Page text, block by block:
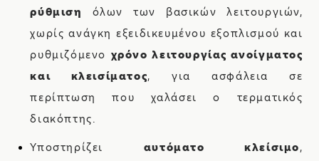
ρύθμιση
όλων των βασικών λειτουργιών,
χωρίς ανάγκη εξειδικευμένου εξοπλισμού και
ρυθμιζόμενο χρόνο λειτουργίας ανοίγματος
και κλεισίματος, για ασφάλεια σε
περίπτωση που χαλάσει ο τερματικός
διακόπτης.
Υποστηρίζει αυτόματο κλείσιμο,